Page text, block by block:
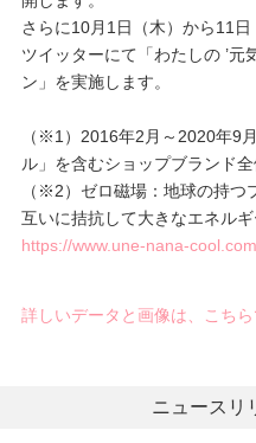
さらに10月1日（木）から11
ツイッターにて「わたしの ’元
ン」を実施します。
（※1）2016年2月～2020年9
ル」を含むショップブランド全
（※2）ゼロ磁場：地球の持つ
互いに拮抗して大きなエネル
https://www.une-nana-
詳しいデータと画像は、こちら
ニュースリ